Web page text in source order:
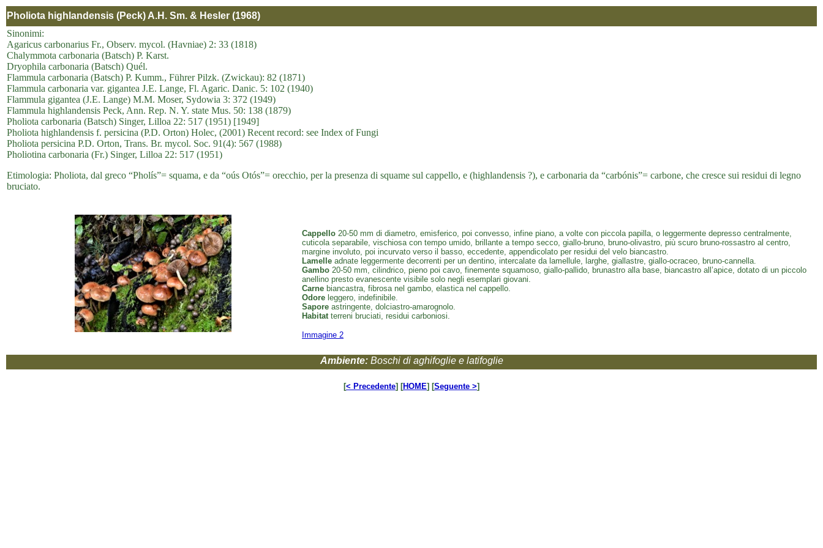
Pholiota highlandensis (Peck) A.H. Sm. & Hesler (1968)
Sinonimi:
Agaricus carbonarius Fr., Observ. mycol. (Havniae) 2: 33 (1818)
Chalymmota carbonaria (Batsch) P. Karst.
Dryophila carbonaria (Batsch) Quél.
Flammula carbonaria (Batsch) P. Kumm., Führer Pilzk. (Zwickau): 82 (1871)
Flammula carbonaria var. gigantea J.E. Lange, Fl. Agaric. Danic. 5: 102 (1940)
Flammula gigantea (J.E. Lange) M.M. Moser, Sydowia 3: 372 (1949)
Flammula highlandensis Peck, Ann. Rep. N. Y. state Mus. 50: 138 (1879)
Pholiota carbonaria (Batsch) Singer, Lilloa 22: 517 (1951) [1949]
Pholiota highlandensis f. persicina (P.D. Orton) Holec, (2001) Recent record: see Index of Fungi
Pholiota persicina P.D. Orton, Trans. Br. mycol. Soc. 91(4): 567 (1988)
Pholiotina carbonaria (Fr.) Singer, Lilloa 22: 517 (1951)
Etimologia: Pholiota, dal greco “Pholís”= squama, e da “oús Otós”= orecchio, per la presenza di squame sul cappello, e (highlandensis ?), e carbonaria da “carbónis”= carbone, che cresce sui residui di legno
bruciato.
Cappello 20-50 mm di diametro, emisferico, poi convesso, infine piano, a volte con piccola papilla, o leggermente depresso centralmente,
cuticola separabile, vischiosa con tempo umido, brillante a tempo secco, giallo-bruno, bruno-olivastro, più scuro bruno-rossastro al centro,
margine involuto, poi incurvato verso il basso, eccedente, appendicolato per residui del velo biancastro.
Lamelle adnate leggermente decorrenti per un dentino, intercalate da lamellule, larghe, giallastre, giallo-ocraceo, bruno-cannella.
Gambo 20-50 mm, cilindrico, pieno poi cavo, finemente squamoso, giallo-pallido, brunastro alla base, biancastro all’apice, dotato di un piccolo
anellino presto evanescente visibile solo negli esemplari giovani.
Carne biancastra, fibrosa nel gambo, elastica nel cappello.
Odore leggero, indefinibile.
Sapore astringente, dolciastro-amarognolo.
Habitatterreni bruciati, residui carboniosi.
Immagine 2
Ambiente: Boschi di aghifoglie e latifoglie
[< Precedente] [HOME] [Seguente >]